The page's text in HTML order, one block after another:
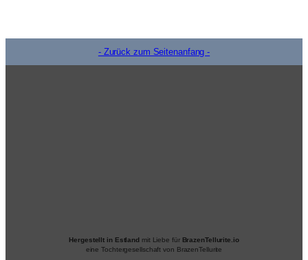
- Zurück zum Seitenanfang -
Hergestellt in Estland mit Liebe für BrazenTellurite.io
eine Tochtergesellschaft von BrazenTellurite